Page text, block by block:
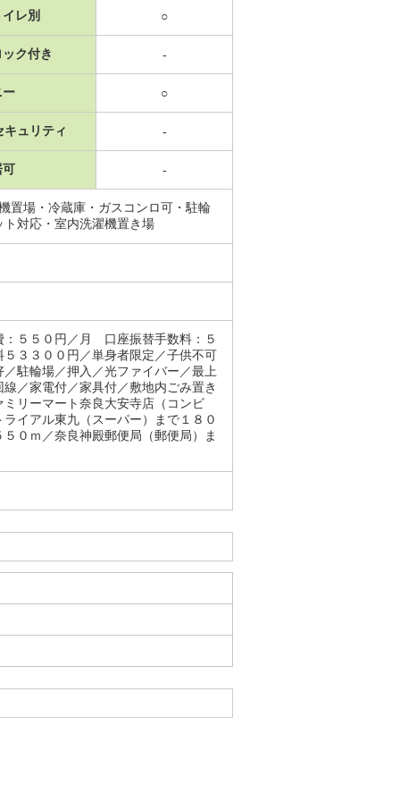
レ別 ○
ク付き -
ー ○
キュリティ -
可 -
置場・冷蔵庫・ガスコンロ可・駐輪
対応・室内洗濯機置き場
：５５０円／月 口座振替手数料：５
３３００円／単身者限定／子供不可
駐輪場／押入／光ファイバー／最上
／家電付／家具付／敷地内ごみ置き
リーマート奈良大安寺店（コンビ
イアル東九（スーパー）まで１８０
０ｍ／奈良神殿郵便局（郵便局）ま